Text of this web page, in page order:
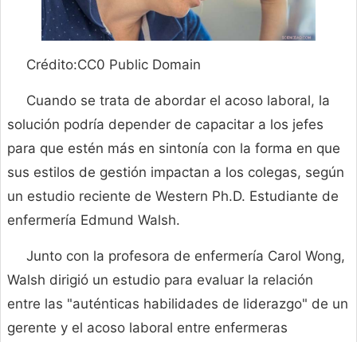
Crédito:CC0 Public Domain
Cuando se trata de abordar el acoso laboral, la
solución podría depender de capacitar a los jefes
para que estén más en sintonía con la forma en que
sus estilos de gestión impactan a los colegas, según
un estudio reciente de Western Ph.D. Estudiante de
enfermería Edmund Walsh.
Junto con la profesora de enfermería Carol Wong,
Walsh dirigió un estudio para evaluar la relación
entre las "auténticas habilidades de liderazgo" de un
gerente y el acoso laboral entre enfermeras